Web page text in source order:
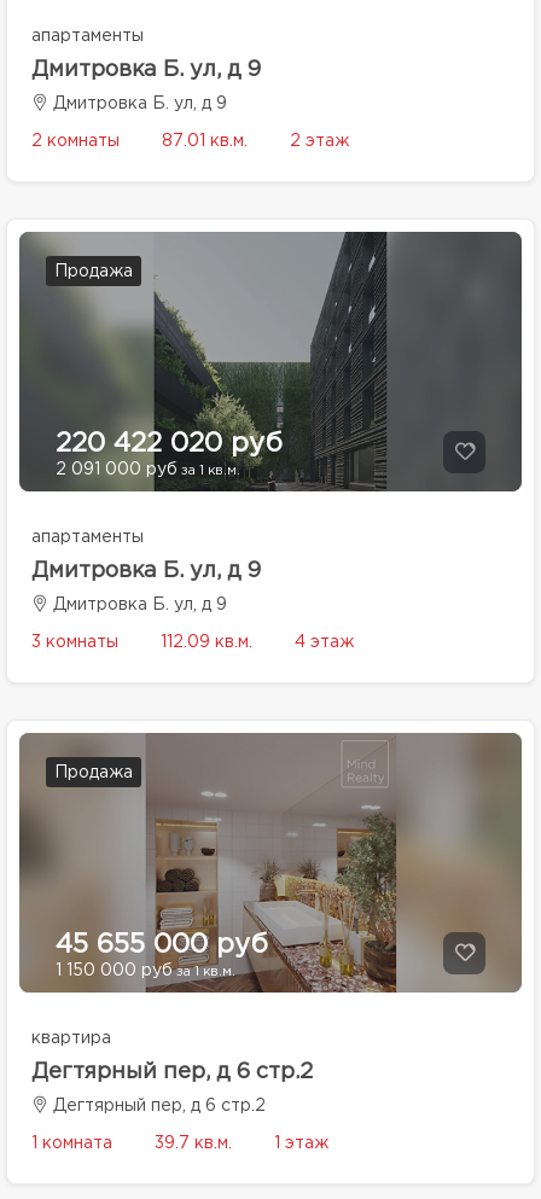
апартаменты
Дмитровка Б. ул, д 9
Дмитровка Б. ул, д 9
2 комнаты 87.01 кв.м. 2 этаж
Продажа
220 422 020 руб
2 091 000 руб за 1 кв.м.
апартаменты
Дмитровка Б. ул, д 9
Дмитровка Б. ул, д 9
3 комнаты 112.09 кв.м. 4 этаж
Продажа
45 655 000 руб
1 150 000 рубза 1 кв.м.
квартира
Дегтярный пер, д 6 стр.2
Дегтярный пер, д 6 стр.2
1 комната 39.7 кв.м. 1 этаж